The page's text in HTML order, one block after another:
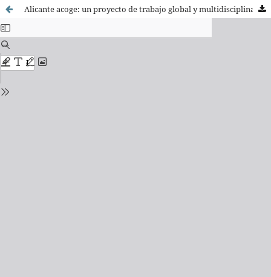
Alicante acoge: un proyecto de trabajo global y multidisciplinar con los inmigrantes.